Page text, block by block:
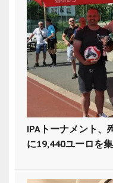
IPAトーナメント、
に19,440ユーロを